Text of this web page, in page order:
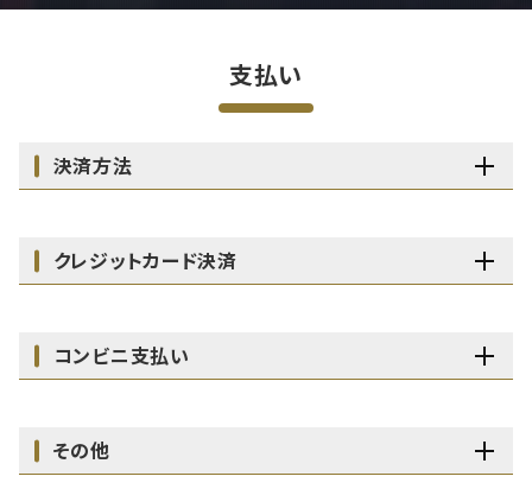
支払い
決済方法
クレジットカード決済
コンビニ支払い
その他